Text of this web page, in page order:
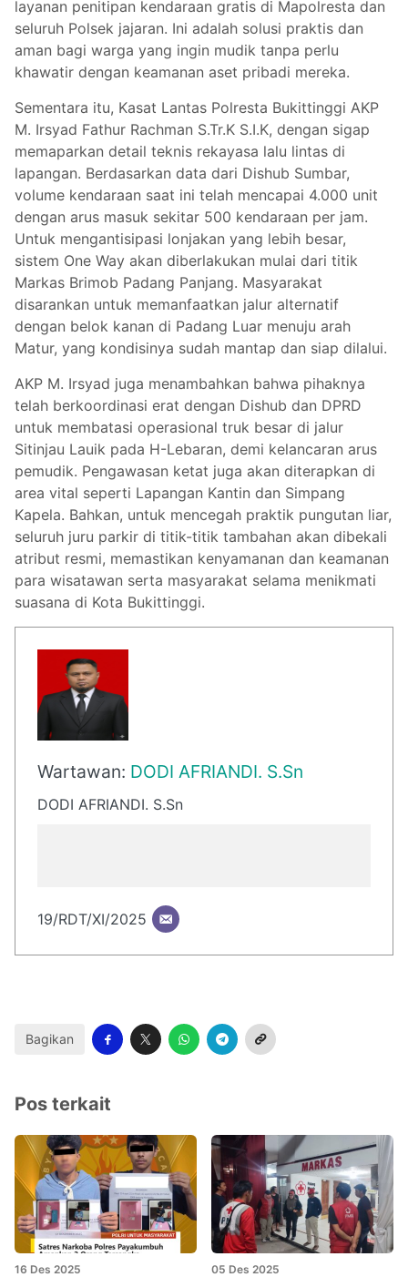
layanan penitipan kendaraan gratis di Mapolresta dan
seluruh Polsek jajaran. Ini adalah solusi praktis dan
aman bagi warga yang ingin mudik tanpa perlu
khawatir dengan keamanan aset pribadi mereka.
Sementara itu, Kasat Lantas Polresta Bukittinggi AKP
M. Irsyad Fathur Rachman S.Tr.K S.I.K, dengan sigap
memaparkan detail teknis rekayasa lalu lintas di
lapangan. Berdasarkan data dari Dishub Sumbar,
volume kendaraan saat ini telah mencapai 4.000 unit
dengan arus masuk sekitar 500 kendaraan per jam.
Untuk mengantisipasi lonjakan yang lebih besar,
sistem One Way akan diberlakukan mulai dari titik
Markas Brimob Padang Panjang. Masyarakat
disarankan untuk memanfaatkan jalur alternatif
dengan belok kanan di Padang Luar menuju arah
Matur, yang kondisinya sudah mantap dan siap dilalui.
AKP M. Irsyad juga menambahkan bahwa pihaknya
telah berkoordinasi erat dengan Dishub dan DPRD
untuk membatasi operasional truk besar di jalur
Sitinjau Lauik pada H-Lebaran, demi kelancaran arus
pemudik. Pengawasan ketat juga akan diterapkan di
area vital seperti Lapangan Kantin dan Simpang
Kapela. Bahkan, untuk mencegah praktik pungutan liar,
seluruh juru parkir di titik-titik tambahan akan dibekali
atribut resmi, memastikan kenyamanan dan keamanan
para wisatawan serta masyarakat selama menikmati
suasana di Kota Bukittinggi.
Wartawan: DODI AFRIANDI. S.Sn
DODI AFRIANDI. S.Sn
19/RDT/XI/2025
Bagikan
Pos terkait
16 Des 2025 05 Des 2025